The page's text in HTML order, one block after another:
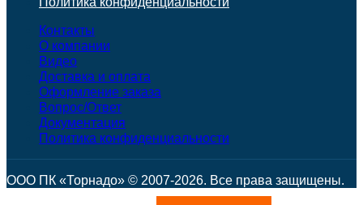
Контакты
О компании
Видео
Доставка и оплата
Оформление заказа
Вопрос/Ответ
Документация
Политика конфиденциальности
ООО ПК «Торнадо» © 2007-2026. Все права защищены.